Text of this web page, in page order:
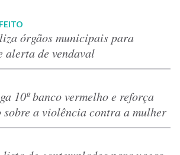
órgãos municipais para
alerta de vendaval
10º banco vermelho e reforça
sobre a violência contra a mulher